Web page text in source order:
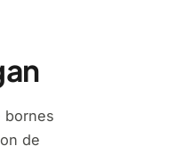
bornes
de